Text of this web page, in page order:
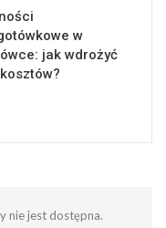
w
jak wdrożyć
nie jest dostępna.